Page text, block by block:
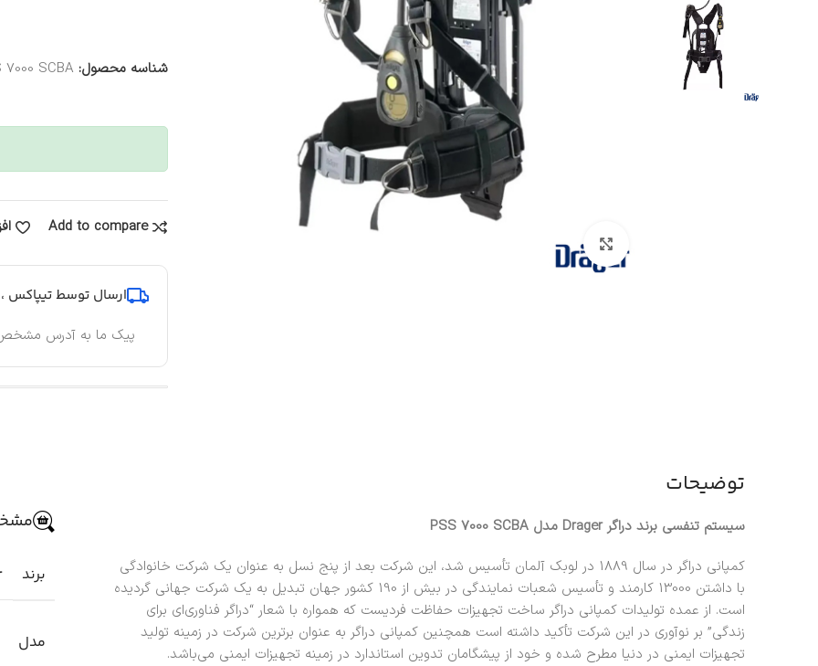
بزرگنمایی تصویر
شناسه محصول: 7000 SCBA
Add to compare
ارسال توسط تیپاکس
پیک ما به آدرس
توضیحات
سیستم تنفسی برند دراگر Drager مدل PSS 7000 SCBA
کمپانی دراگر در سال 1889 در لوبک آلمان تأسیس شد، این شرکت بعد از پنج نسل به عنوان یک شرکت خانوادگی
با داشتن 13000 کارمند و تأسیس شعبات نمایندگی در بیش از 190 کشور جهان تبدیل به یک شرکت جهانی گردیده
است. از عمده تولیدات کمپانی دراگر ساخت تجهیزات حفاظت فردیست که همواره با شعار “دراگر فناوری‌ای برای
زندگی” بر نوآوری در این شرکت تأکید داشته است همچنین کمپانی دراگر به عنوان برترین شرکت در زمینه تولید
تجهیزات ایمنی در دنیا مطرح شده و خود از پیشگامان تدوین استاندارد در زمینه تجهیزات ایمنی می‌باشد.
برند
مدل